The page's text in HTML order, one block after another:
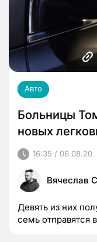
Авто
Больницы
новых
16:35 / 06.08.20
Вячеслав
Девять из них
семь отправятся